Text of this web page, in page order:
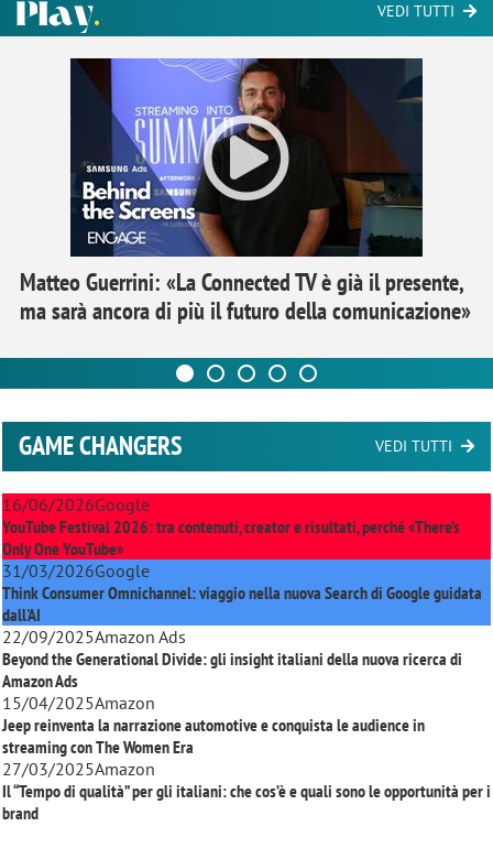
VEDI TUTTI
Matteo Guerrini: «La Connected TV è già il presente,
ma sarà ancora di più il futuro della comunicazione»
GAME CHANGERS VEDI TUTTI
16/06/2026Google
YouTube Festival 2026: tra contenuti, creator e risultati, perché «There’s
Only One YouTube»
31/03/2026Google
Think Consumer Omnichannel: viaggio nella nuova Search di Google guidata
dall'AI
22/09/2025Amazon Ads
Beyond the Generational Divide: gli insight italiani della nuova ricerca di
Amazon Ads
15/04/2025Amazon
Jeep reinventa la narrazione automotive e conquista le audience in
streaming conThe Women Era
27/03/2025Amazon
Il “Tempo di qualità” per gli italiani: che cos’è e quali sono le opportunità per i
brand